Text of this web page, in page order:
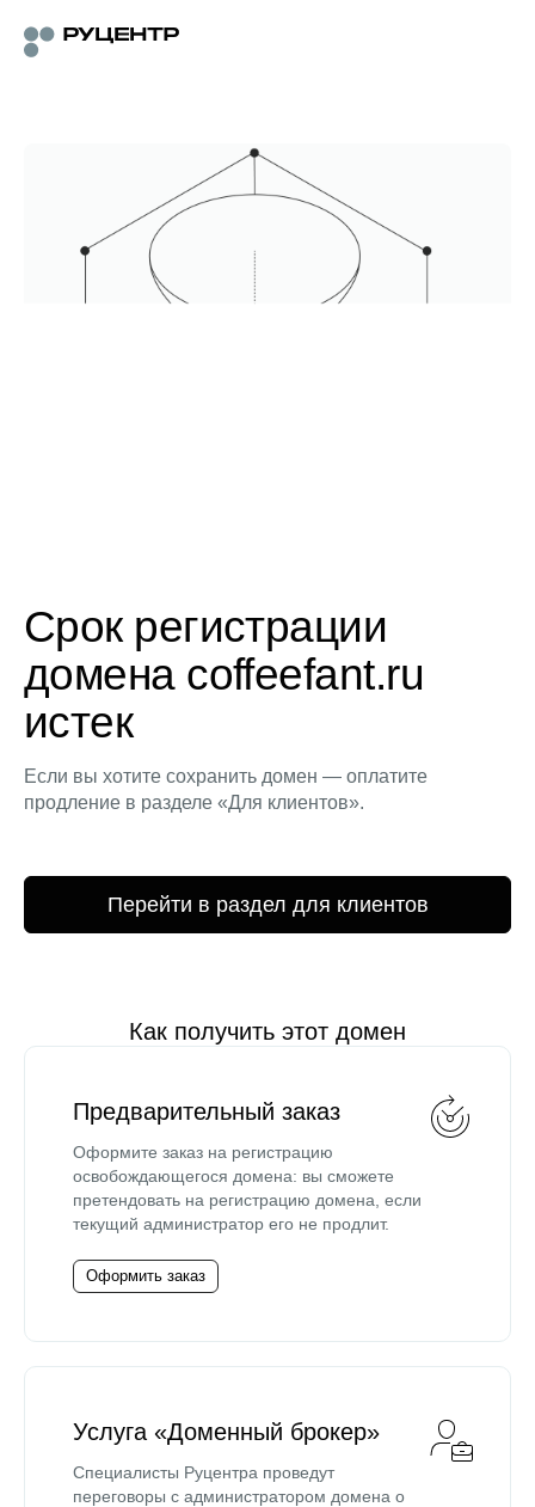
Срок регистрации
домена coffeefant.ru
истек
Если вы хотите сохранить домен — оплатите
продление в разделе «Для клиентов».
Перейти в раздел для клиентов
Как получить этот домен
Предварительный заказ
Оформите заказ на регистрацию
освобождающегося домена: вы сможете
претендовать на регистрацию домена, если
текущий администратор его не продлит.
Оформить заказ
Услуга «Доменный брокер»
Специалисты Руцентра проведут
переговоры с администратором домена о